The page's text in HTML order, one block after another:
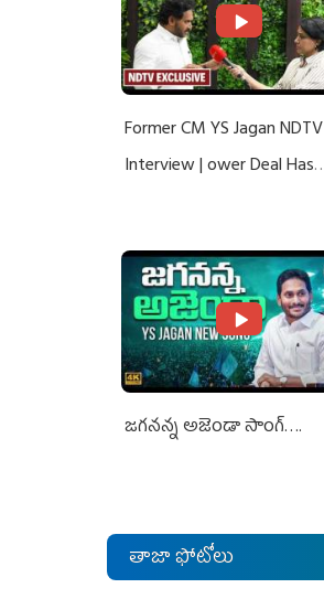
Former CM YS Jagan NDTV
Interview | ower Deal Has
జగనన్న అజెండా సాంగ్….
తాజా ఫోటోలు